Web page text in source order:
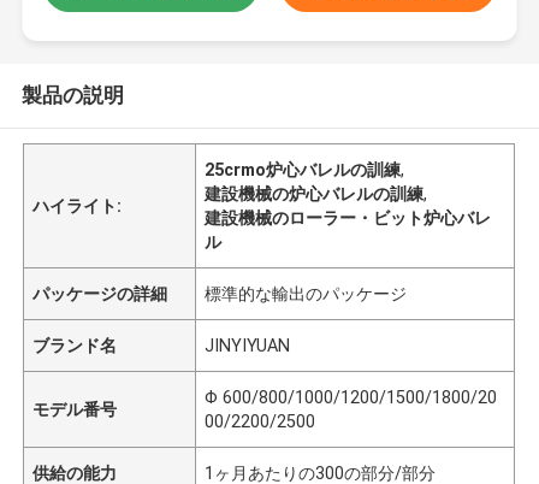
製品の説明
ハイライト:
25crmo炉心バレルの訓練,
建設機械の炉心バレルの訓練,
建設機械のローラー・ビット炉心バレ
ル
パッケージの詳細 標準的な輸出のパッケージ
ブランド名 JINYIYUAN
モデル番号
Φ 600/800/1000/1200/1500/1800/20
00/2200/2500
供給の能力 1ヶ月あたりの300の部分/部分